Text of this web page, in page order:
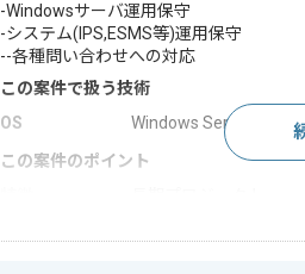
-Windowsサーバ運用保守
-システム(IPS,ESMS等)運用保守
--各種問い合わせへの対応
この案件で扱う技術
OS
Windows Server
この案件のポイント